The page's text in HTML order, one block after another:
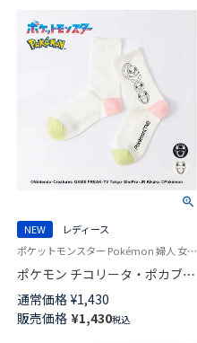
NEW
レディース
ポケットモンスター Pokémon 婦人 女性 ギフト
ポケモン チコリータ・ポカブ・
ワニノコ プリント クルー丈 カ
ジュアル ソックス レディース
03307021
通常価格 ¥1,430
販売価格 ¥1,430税込